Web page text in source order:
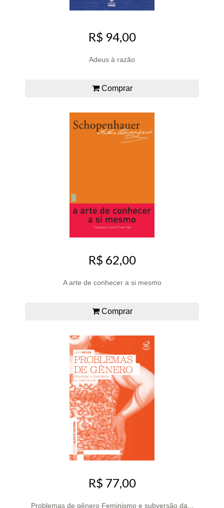
R$ 94,00
Adeus à razão
Comprar
R$ 62,00
A arte de conhecer a si mesmo
Comprar
R$ 77,00
Problemas de gênero Feminismo e subversão da...